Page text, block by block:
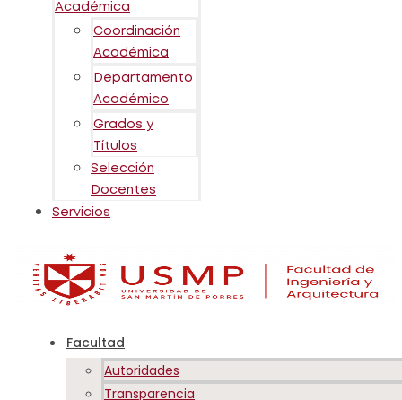
Académica
Coordinación
Académica
Departamento
Académico
Grados y
Títulos
Selección
Docentes
Servicios
Facultad
Autoridades
Transparencia